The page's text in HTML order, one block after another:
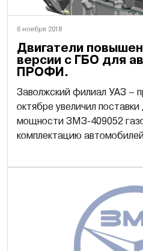
6 ноября 2018
Двигатели
версии с ГБО для
ПРОФИ.
Заволжский филиал УАЗ –
октябре увеличил
мощности ЗМЗ-409052
комплектацию